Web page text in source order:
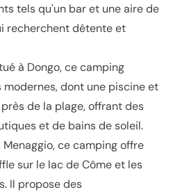
tels qu'un bar et une aire de
recherchent détente et
à Dongo, ce camping
dont une piscine et
de la plage, offrant des
et de bains de soleil.
Menaggio, ce camping offre
sur le lac de Côme et les
Il propose des